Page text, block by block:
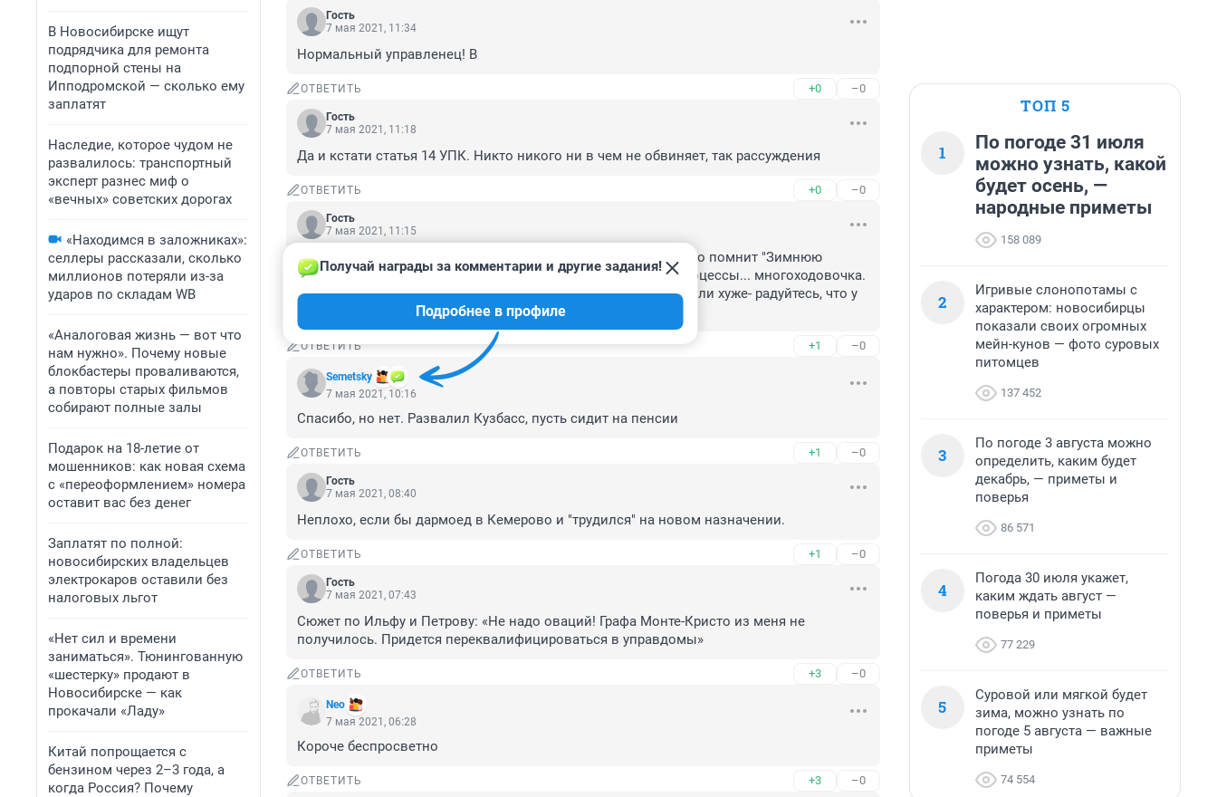
В Новосибирске ищут
подрядчика для ремонта
подпорной стены на
Ипподромской — сколько ему
заплатят
Наследие, которое чудом не
развалилось: транспортный
эксперт разнес миф о
«вечных» советских дорогах
«Находимся в заложниках»:
селлеры рассказали, сколько
миллионов потеряли из-за
ударов по складам WB
«Аналоговая жизнь — вот что
нам нужно». Почему новые
блокбастеры проваливаются,
а повторы старых фильмов
собирают полные залы
Подарок на 18-летие от
мошенников: как новая схема
с «переоформлением» номера
оставит вас без денег
Заплатят по полной:
новосибирских владельцев
электрокаров оставили без
налоговых льгот
«Нет сил и времени
заниматься». Тюнингованную
«шестерку» продают в
Новосибирске — как
прокачали «Ладу»
Китай попрощается с
бензином через 2–3 года, а
когда Россия? Почему
Гость
7 мая 2021, 11:34
Нормальный управленец! В
ОТВЕТИТЬ +0 –0
Гость
7 мая 2021, 11:18
Да и кстати статья 14 УПК. Никто никого ни в чем не обвиняет, так рассуждения
ОТВЕТИТЬ +0 –0
Гость
7 мая 2021, 11:15
Господин Цивилев, готов получать поздравления? От всех кто помнит "Зимнюю
вишню". А между тем над теми ли людьми идут судебные процессы... многоходовочка.
И всем новосибирцам рассуждающим о том лучше при нём или хуже- радуйтесь, что у
вас ничего не загорелось
ОТВЕТИТЬ +1 –0
Semetsky
Получай награды за комментарии и другие задания!
Подробнее в профиле
7 мая 2021, 10:16
Спасибо, но нет. Развалил Кузбасс, пусть сидит на пенсии
ОТВЕТИТЬ +1 –0
Гость
7 мая 2021, 08:40
Неплохо, если бы дармоед в Кемерово и "трудился" на новом назначении.
ОТВЕТИТЬ +1 –0
Гость
7 мая 2021, 07:43
Сюжет по Ильфу и Петрову: «Не надо оваций! Графа Монте-Кристо из меня не
получилось. Придется переквалифицироваться в управдомы»
ОТВЕТИТЬ +3 –0
Nео
7 мая 2021, 06:28
Короче беспросветно
ОТВЕТИТЬ +3 –0
ТОП 5
1
По погоде 31 июля
можно узнать, какой
будет осень, —
народные приметы
158 089
2
Игривые слонопотамы с
характером: новосибирцы
показали своих огромных
мейн-кунов — фото суровых
питомцев
137 452
3
По погоде 3 августа можно
определить, каким будет
декабрь, — приметы и
поверья
86 571
4
Погода 30 июля укажет,
каким ждать август —
поверья и приметы
77 229
5
Суровой или мягкой будет
зима, можно узнать по
погоде 5 августа — важные
приметы
74 554